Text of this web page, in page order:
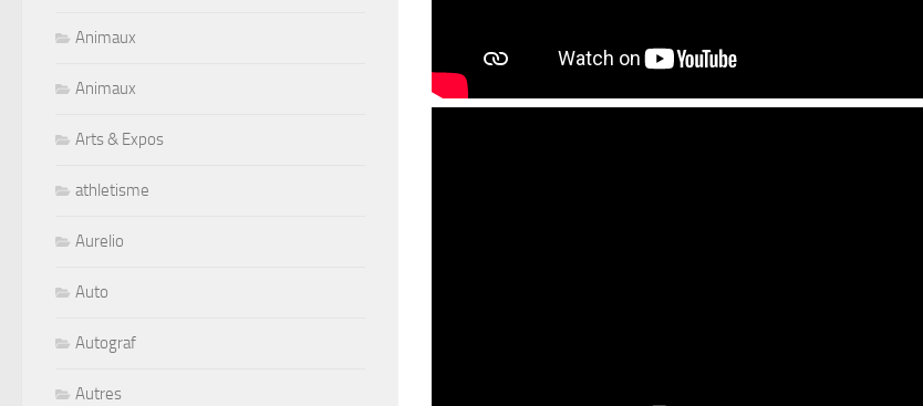
Animaux
Animaux
Arts & Expos
athletisme
Aurelio
Auto
Autograf
Autres